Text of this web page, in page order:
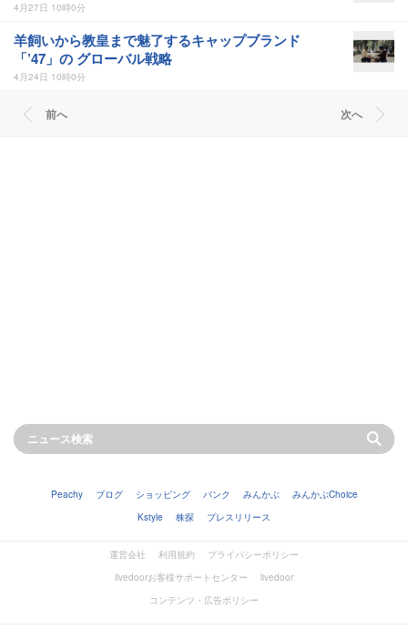
4月27日 10時0分
羊飼いから教皇まで魅了するキャップブランド
「’47」の グローバル戦略
4月24日 10時0分
前へ 次へ
Peachy ブログ ショッピング バンク みんかぶ
みんかぶChoice
Kstyle
株探 プレスリリース
運営会社 利用規約
プライバシーポリシー
livedoorお客様サポートセンター
livedoor
コンテンツ・広告ポリシー